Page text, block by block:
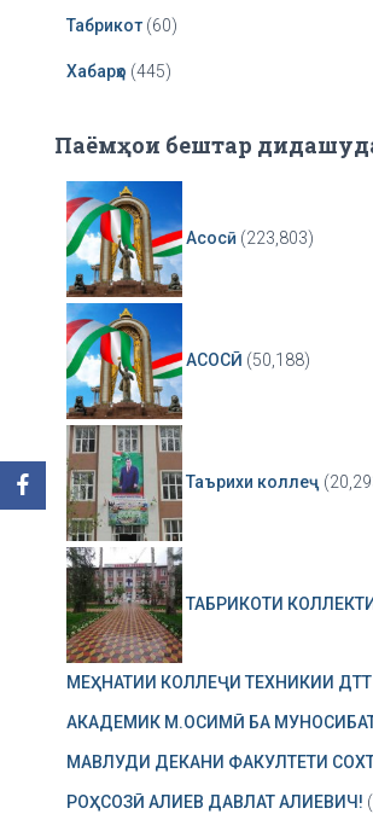
Табрикот (60)
Хабарҳо (445)
Паёмҳои бештар
Асосӣ (223,803)
АСОСӢ (50,188)
Таърихи коллеҷ
ТАБРИКОТИ
МЕҲНАТИИ КОЛЛЕҶИ ТЕХНИКИИ
АКАДЕМИК М.ОСИМӢ БА
МАВЛУДИ ДЕКАНИ ФАКУЛТЕТИ
РОҲСОЗӢ АЛИЕВ ДАВЛАТ АЛИЕВИЧ!